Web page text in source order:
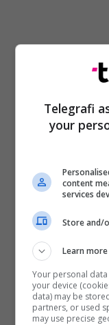
Telegrafi
your
content
services
Store and/
Learn more
Your personal
your device
data) may be
partners, or used
may use precise